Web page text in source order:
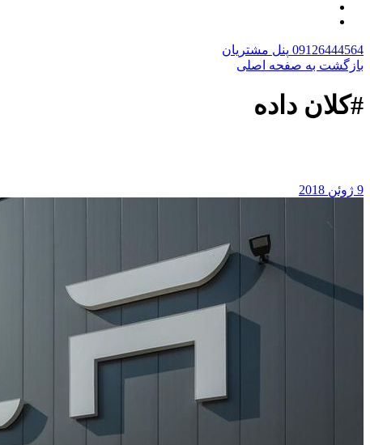
09126444564 پنل مشتریان
بازگشت به صفحه اصلی
#کلان داده
9 ژوئن 2018